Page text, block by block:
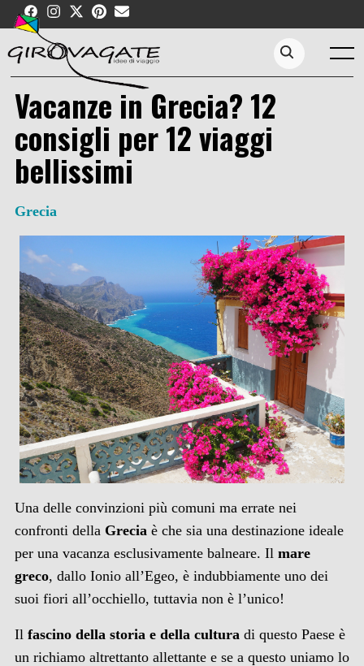
Skip
content
Menu
Search...
Vacanze in Grecia? 12
consigli per 12 viaggi
bellissimi
Grecia
Una delle convinzioni più comuni ma errate nei
confronti della Greciaè che sia una destinazione ideale
per una vacanza esclusivamente balneare. Il mare
greco, dallo Ionio all’Egeo, è indubbiamente uno dei
suoi fiori all’occhiello, tuttavia non è l’unico!
Il fascino della storia e della culturadi questo Paese è
un richiamo altrettanto allettante e se a questo uniamo lo